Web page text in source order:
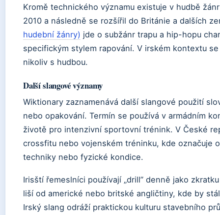
Kromě technického významu existuje v hudbě
2010 a následně se rozšířil do Británie a dalších
hudební žánry) jde o subžánr trapu a hip-hopu
specifickým stylem rapování. V irském kontextu
nikoliv s hudbou.
Další slangové významy
Wiktionary zaznamenává další slangové použití
nebo opakování. Termín se používá v armádním
životě pro intenzivní sportovní trénink. V České
crossfitu nebo vojenském tréninku, kde označuje
techniky nebo fyzické kondice.
Irisští řemeslníci používají „drill” denně jako
liší od americké nebo britské angličtiny, kde by
Irský slang odráží praktickou kulturu stavebního